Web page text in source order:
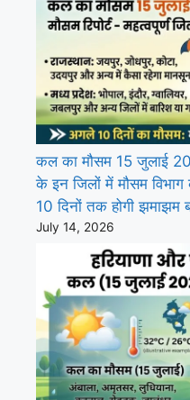
कल का मौसम 15 जुलाई
के इन जिलों में मौसम
10 दिनों तक होगी झमाझम
July 14, 2026